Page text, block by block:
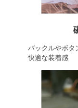
バックルやボタ
快適な装着感